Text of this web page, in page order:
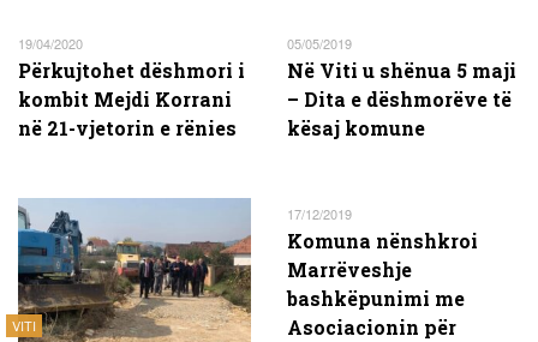
19/04/2020
Përkujtohet dëshmori i
kombit Mejdi Korrani
në 21-vjetorin e rënies
05/05/2019
Në Viti u shënua 5 maji
– Dita e dëshmorëve të
kësaj komune
VITI
17/12/2019
Komuna nënshkroi
Marrëveshje
bashkëpunimi me
Asociacionin për